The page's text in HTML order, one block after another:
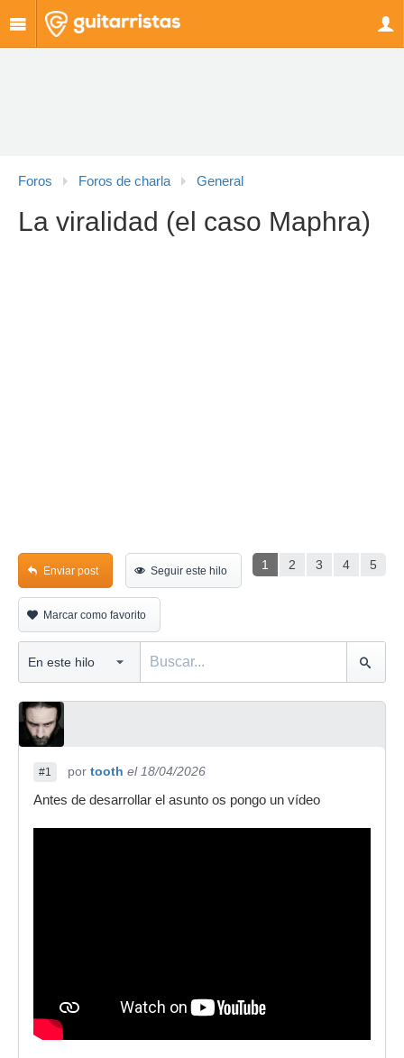
Foros Foros de charla General
La viralidad (el caso Maphra)
1 2 3 4 5
Enviar post Seguir este hilo
Marcar como favorito
#1 por tooth el 18/04/2026
Antes de desarrollar el asunto os pongo un vídeo